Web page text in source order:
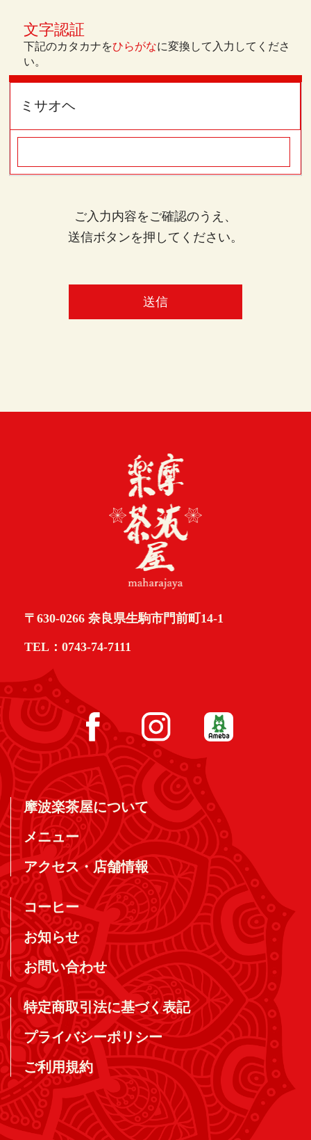
文字認証
下記のカタカナをひらがなに変換して入力してくださ
い。
ミサオヘ
ご入力内容をご確認のうえ、
送信ボタンを押してください。
〒630-0266 奈良県生駒市門前町14-1
TEL：0743-74-7111
摩波楽茶屋について
メニュー
アクセス・店舗情報
コーヒー
お知らせ
お問い合わせ
特定商取引法に基づく表記
プライバシーポリシー
ご利用規約